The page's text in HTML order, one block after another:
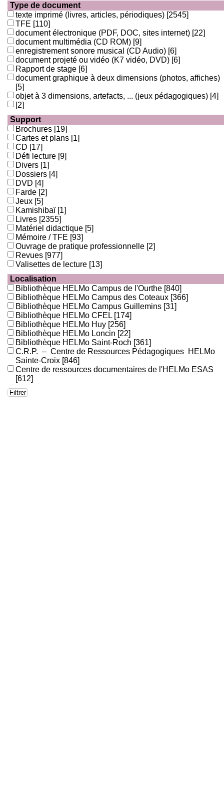
Type de document
texte imprimé (livres, articles, périodiques) [2545]
TFE [110]
document électronique (PDF, DOC, sites internet) [22]
document multimédia (CD ROM) [9]
enregistrement sonore musical (CD Audio) [6]
document projeté ou vidéo (K7 vidéo, DVD) [6]
Rapport de stage [6]
document graphique à deux dimensions (photos, affiches)
[5]
objet à 3 dimensions, artefacts, ... (jeux pédagogiques) [4]
[2]
Support
Brochures [19]
Cartes et plans [1]
CD [17]
Défi lecture [9]
Divers [1]
Dossiers [4]
DVD [4]
Farde [2]
Jeux [5]
Kamishibaï [1]
Livres [2355]
Matériel didactique [5]
Mémoire / TFE [93]
Ouvrage de pratique professionnelle [2]
Revues [977]
Valisettes de lecture [13]
Localisation
Bibliothèque HELMo Campus de l'Ourthe [840]
Bibliothèque HELMo Campus des Coteaux [366]
Bibliothèque HELMo Campus Guillemins [31]
Bibliothèque HELMo CFEL [174]
Bibliothèque HELMo Huy [256]
Bibliothèque HELMo Loncin [22]
Bibliothèque HELMo Saint-Roch [361]
C.R.P. – Centre de Ressources Pédagogiques HELMo
Sainte-Croix [846]
Centre de ressources documentaires de l'HELMo ESAS
[612]